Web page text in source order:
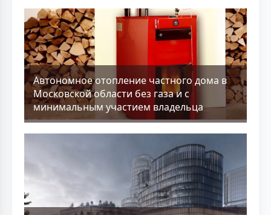
Aвтономное отопление частного дома в
Московской области без газа и с
минимальным участием владельца